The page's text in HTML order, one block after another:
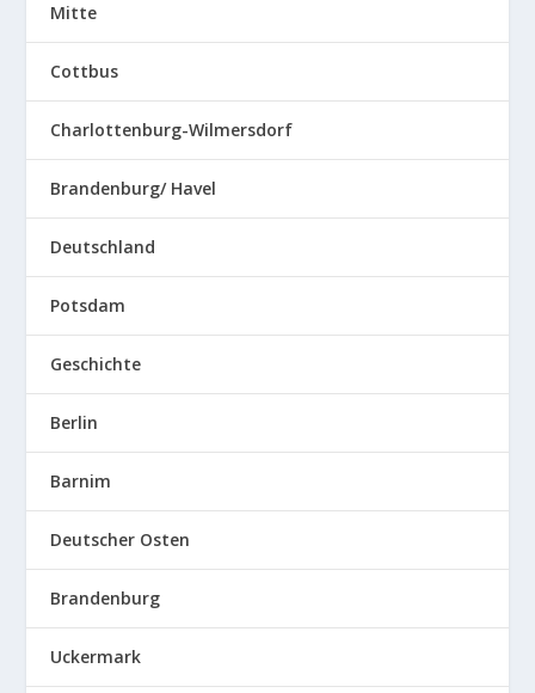
Mitte
Cottbus
Charlottenburg-Wilmersdorf
Brandenburg/ Havel
Deutschland
Potsdam
Geschichte
Berlin
Barnim
Deutscher Osten
Brandenburg
Uckermark